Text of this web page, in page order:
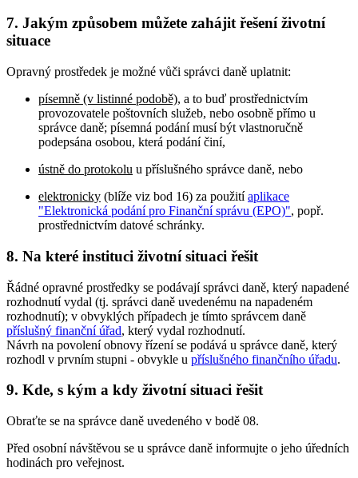
7. Jakým způsobem můžete zahájit řešení životní
situace
Opravný prostředek je možné vůči správci daně uplatnit:
písemně (v listinné podobě), a to buď prostřednictvím
provozovatele poštovních služeb, nebo osobně přímo u
správce daně; písemná podání musí být vlastnoručně
podepsána osobou, která podání činí,
ústně do protokolu u příslušného správce daně, nebo
elektronicky (blíže viz bod 16) za použitíaplikace
"Elektronická podání pro Finanční správu (EPO)", popř.
prostřednictvím datové schránky.
8. Na které instituci životní situaci řešit
Řádné opravné prostředky se podávají správci daně, který napadené
rozhodnutí vydal (tj. správci daně uvedenému na napadeném
rozhodnutí); v obvyklých případech je tímto správcem daně
příslušný finanční úřad, který vydal rozhodnutí.
Návrh na povolení obnovy řízení se podává u správce daně, který
rozhodl v prvním stupni - obvykle u příslušného finančního úřadu.
9. Kde, s kým a kdy životní situaci řešit
Obraťte se na správce daně uvedeného v bodě 08.
Před osobní návštěvou se u správce daně informujte o jeho úředních
hodinách pro veřejnost.